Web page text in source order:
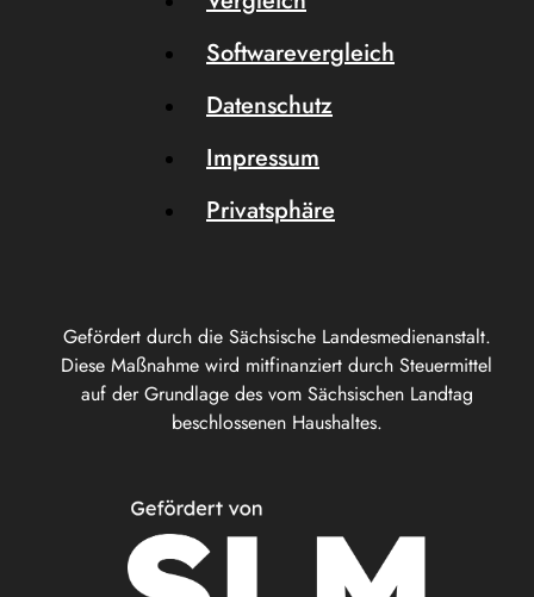
Gefördert durch die Sächsische Landesmedienanstalt.
Diese Maßnahme wird mitfinanziert durch Steuermittel
auf der Grundlage des vom Sächsischen Landtag
beschlossenen Haushaltes.
Softwarevergleich
Datenschutz
Impressum
Privatsphäre